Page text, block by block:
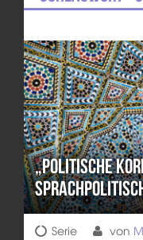
„Politische
Serie von